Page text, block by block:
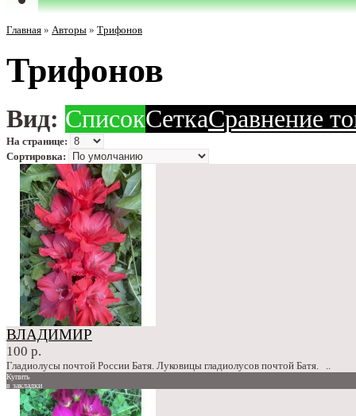
Главная » Авторы » Трифонов
Трифонов
Вид: СписокСеткаСравнение
На странице:
Сортировка:
ВЛАДИМИР
100 р.
Гладиолусы почтой России Батя. Луковицы гладиолусов почтой Батя. ..
Купить
в закладки
сравнение
100 р.